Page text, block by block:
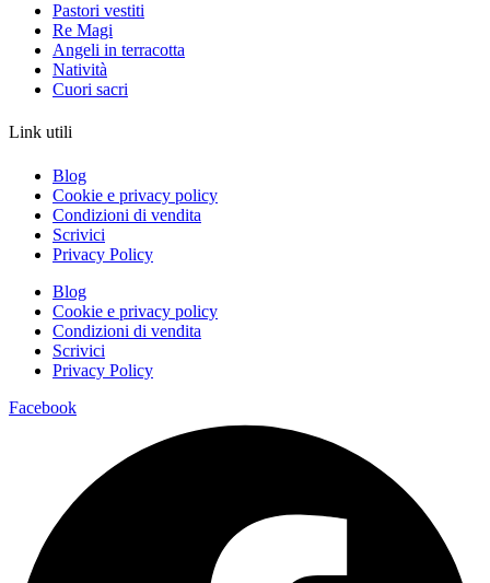
Pastori vestiti
Re Magi
Angeli in terracotta
Natività
Cuori sacri
Link utili
Blog
Cookie e privacy policy
Condizioni di vendita
Scrivici
Privacy Policy
Blog
Cookie e privacy policy
Condizioni di vendita
Scrivici
Privacy Policy
Facebook